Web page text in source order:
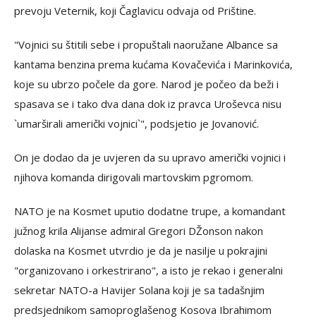
prevoju Veternik, koji Čaglavicu odvaja od Prištine.
"Vojnici su štitili sebe i propuštali naoružane Albance sa
kantama benzina prema kućama Kovačevića i Marinkovića,
koje su ubrzo počele da gore. Narod je počeo da beži i
spasava se i tako dva dana dok iz pravca Uroševca nisu
`umarširali američki vojnici`", podsjetio je Jovanović.
On je dodao da je uvjeren da su upravo američki vojnici i
njihova komanda dirigovali martovskim pgromom.
NATO je na Kosmet uputio dodatne trupe, a komandant
južnog krila Alijanse admiral Gregori DŽonson nakon
dolaska na Kosmet utvrdio je da je nasilje u pokrajini
"organizovano i orkestrirano", a isto je rekao i generalni
sekretar NATO-a Havijer Solana koji je sa tadašnjim
predsjednikom samoproglašenog Kosova Ibrahimom